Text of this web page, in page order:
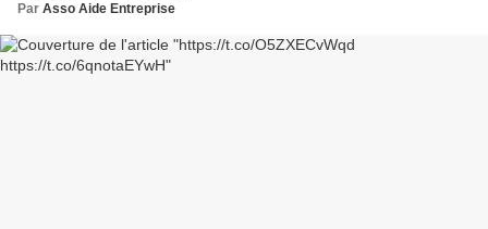
Par Asso Aide Entreprise